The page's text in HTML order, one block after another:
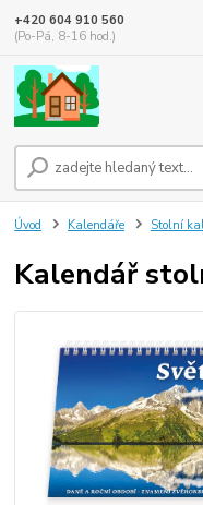
+420 604 910 560
(Po-Pá, 8-16 hod.)
Úvod Kalendáře Stolní
Kalendář